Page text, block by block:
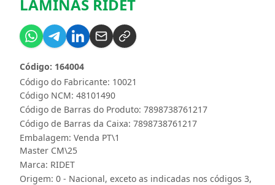
LAMINAS RIDET
Código do Fabricante: 10021
Código: 164004
Código NCM: 48101490
Código de Barras do Produto: 7898738761217
Código de Barras da Caixa: 7898738761217
Embalagem: Venda PT\1
Master CM\25
Marca: RIDET
Origem: 0 - Nacional, exceto as indicadas nos códigos 3,